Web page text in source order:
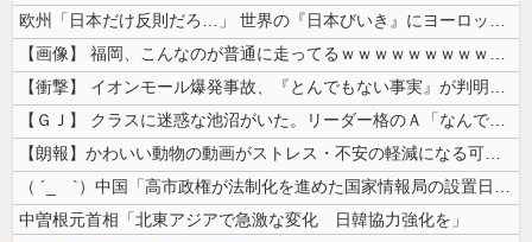
欧州「日本だけ反則だろ…」 世界の『日本びいき』にヨーロッパ全土から不...
【画像】 福岡、こんなのが普通に走ってるｗｗｗｗｗｗｗｗｗｗｗｗｗｗｗ...
【衝撃】 イオンモール爆発事故、『とんでもない事実』が判明してしまう・...
【ＧＪ】 クラスに迷惑な池沼がいた。リーダー格のＡ「なんで支援学級に入...
【朗報】かわいい動物の動画がストレス・不安の軽減になる可能性。英大学の...
（ ´_ゝ`）中国「高市政権が法制化を進めた国家情報局の設置日が7月3...
中曽根元首相「北東アジアで急激な変化 日韓協力強化を」